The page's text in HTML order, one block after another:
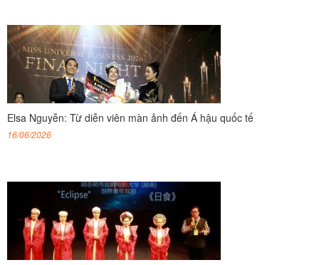
Elsa Nguyễn: Từ diễn viên màn ảnh đến Á hậu quốc tế
16/06/2026